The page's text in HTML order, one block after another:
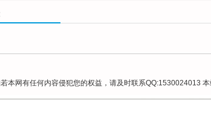
本网有任何内容侵犯您的权益，请及时联系QQ:1530024013 本